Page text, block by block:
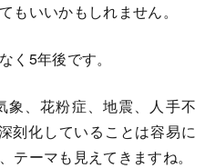
もいいかもしれません。
く5年後です。
、花粉症、地震、人手不
刻化していることは容易に
テーマも見えてきますね。